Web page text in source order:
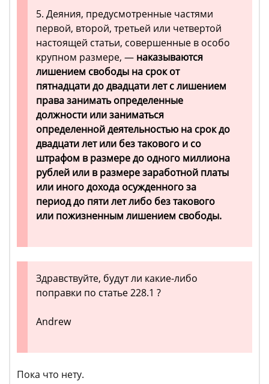
5. Деяния, предусмотренные частями
первой, второй, третьей или четвертой
настоящей статьи, совершенные в особо
крупном размере, — наказываются
лишением свободы на срок от
пятнадцати до двадцати лет с лишением
права занимать определенные
должности или заниматься
определенной деятельностью на срок до
двадцати лет или без такового и со
штрафом в размере до одного миллиона
рублей или в размере заработной платы
или иного дохода осужденного за
период до пяти лет либо без такового
или пожизненным лишением свободы.
Здравствуйте, будут ли какие-либо
поправки по статье 228.1 ?
Andrew
Пока что нету.